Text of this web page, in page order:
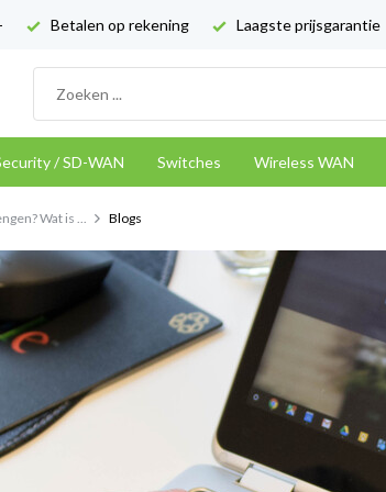
Betalen op rekening Laagste prijsgarantie
/ SD-WAN Switches Wireless WAN
Wat is ... Blogs